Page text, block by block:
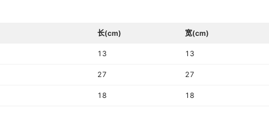
长(cm) 宽(cm)
13 13
27 27
18 18